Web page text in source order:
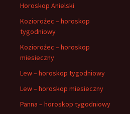
Horoskop Anielski
Koziorożec – horoskop
tygodniowy
Koziorożec – horoskop
miesieczny
Lew – horoskop tygodniowy
Lew – horoskop miesieczny
Panna – horoskop tygodniowy